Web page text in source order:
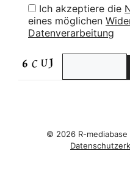
Ich akzeptiere die
eines möglichen
Datenverarbeitung
© 2026 R-mediabase |